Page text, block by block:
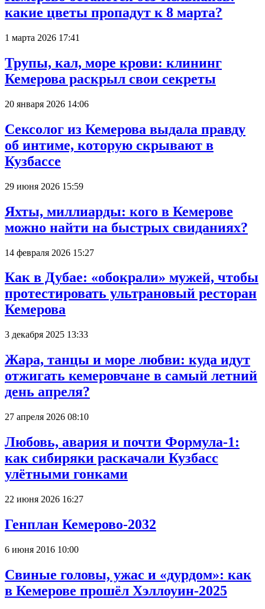
какие цветы пропадут к 8 марта?
1 марта 2026 17:41
Трупы, кал, море крови: клининг
Кемерова раскрыл свои секреты
20 января 2026 14:06
Сексолог из Кемерова выдала правду
об интиме, которую скрывают в
Кузбассе
29 июня 2026 15:59
Яхты, миллиарды: кого в Кемерове
можно найти на быстрых свиданиях?
14 февраля 2026 15:27
Как в Дубае: «обокрали» мужей, чтобы
протестировать ультрановый ресторан
Кемерова
3 декабря 2025 13:33
Жара, танцы и море любви: куда идут
отжигать кемеровчане в самый летний
день апреля?
27 апреля 2026 08:10
Любовь, авария и почти Формула-1:
как сибиряки раскачали Кузбасс
улётными гонками
22 июня 2026 16:27
Генплан Кемерово-2032
6 июня 2016 10:00
Свиные головы, ужас и «дурдом»: как
в Кемерове прошёл Хэллоуин-2025